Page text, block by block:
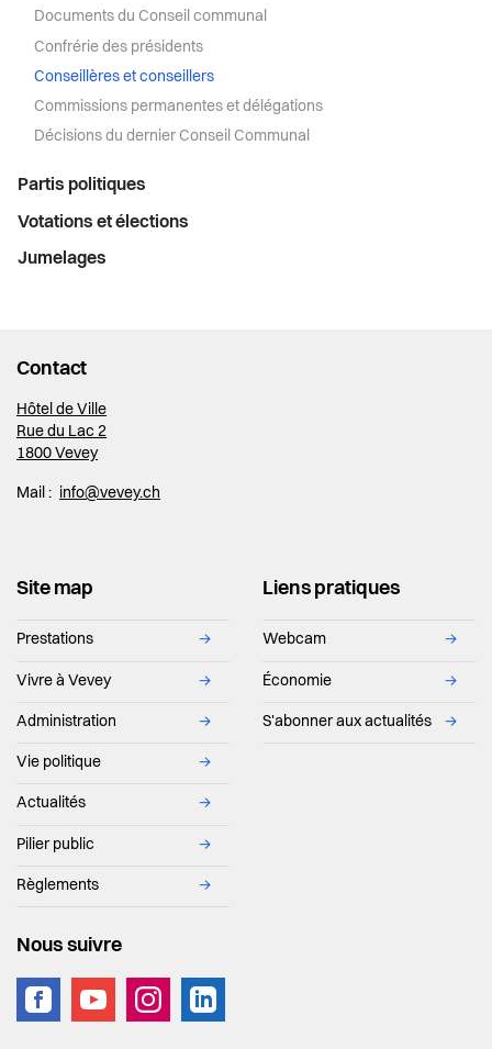
Documents du Conseil communal
Confrérie des présidents
Conseillères et conseillers
Commissions permanentes et délégations
Décisions du dernier Conseil Communal
Partis politiques
Votations et élections
Jumelages
Contact
Hôtel de Ville
Rue du Lac 2
1800 Vevey
Mail : info@vevey.ch
Site map
Prestations →
Vivre à Vevey →
Administration →
Vie politique →
Actualités →
Pilier public →
Règlements →
Liens pratiques
Webcam →
Économie →
S'abonner aux actualités →
Nous suivre